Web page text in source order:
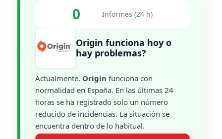
0 Informes (24 h)
Origin funciona hoy o
hay problemas?
Actualmente, Origin funciona con
normalidad en España. En las últimas 24
horas se ha registrado solo un número
reducido de incidencias. La situación se
encuentra dentro de lo habitual.